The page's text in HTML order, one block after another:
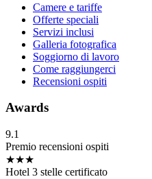
Camere e tariffe
Offerte speciali
Servizi inclusi
Galleria fotografica
Soggiorno di lavoro
Come raggiungerci
Recensioni ospiti
Awards
9.1
Premio recensioni ospiti
★★★
Hotel 3 stelle certificato